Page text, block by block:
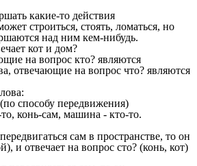
какие-то действия
строиться, стоять, ломаться, но
над ним кем-нибудь.
кот и дом?
на вопрос кто? являются
отвечающие на вопрос что? являются
способу передвижения)
конь-сам, машина - кто-то.
сам в пространстве, то он
и отвечает на вопрос сто? (конь, кот)